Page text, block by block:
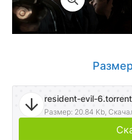
resident-evil-6.torrent
Размер: 20.84 Kb,